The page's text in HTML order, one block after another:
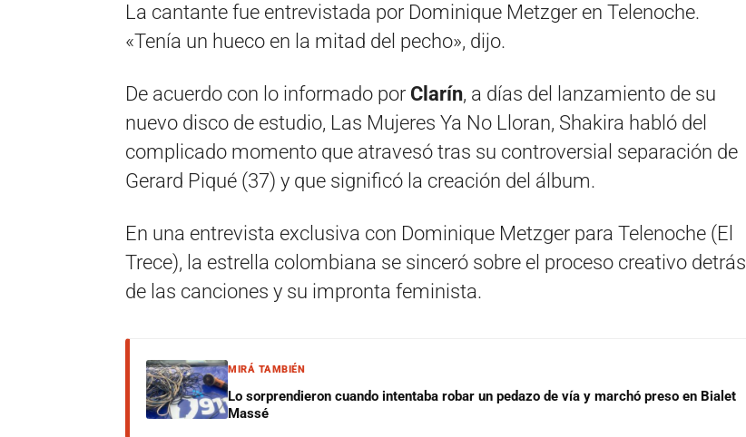
La cantante fue entrevistada por Dominique Metzger en Telenoche.
«Tenía un hueco en la mitad del pecho», dijo.
De acuerdo con lo informado por Clarín, a días del lanzamiento de su
nuevo disco de estudio, Las Mujeres Ya No Lloran, Shakira habló del
complicado momento que atravesó tras su controversial separación de
Gerard Piqué (37) y que significó la creación del álbum.
En una entrevista exclusiva con Dominique Metzger para Telenoche (El
Trece), la estrella colombiana se sinceró sobre el proceso creativo detrás
de las canciones y su impronta feminista.
MIRÁ TAMBIÉN
Lo sorprendieron cuando intentaba robar un pedazo de vía y marchó preso en Bialet
Massé